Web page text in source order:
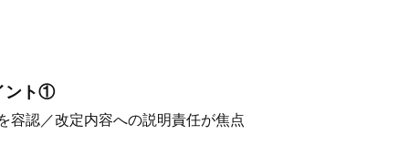
ント①
容認／改定内容への説明責任が焦点